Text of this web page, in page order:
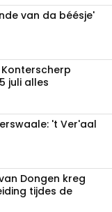
van da béésje'
juli alles
't Ver'aal
Dongen kreg
tijdes de